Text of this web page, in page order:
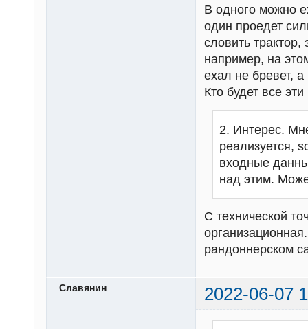
В одного можно
один проедет
словить
например, на
ехал не бревет,
Кто будет все
2. Интерес.
реализуется,
входные
над этим.
С технической
рандоннерском
Славянин 2022-06-07